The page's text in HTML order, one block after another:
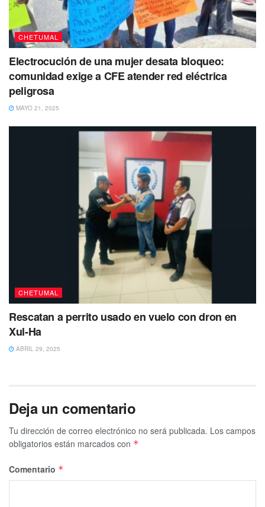
CHETUMAL
Electrocución de una mujer desata bloqueo:
comunidad exige a CFE atender red eléctrica
peligrosa
MAYO 21, 2025
CHETUMAL
Rescatan a perrito usado en vuelo con dron en
Xul-Ha
ABRIL 29, 2025
Deja un comentario
Tu dirección de correo electrónico no será publicada. Los campos
obligatorios están marcados con *
Comentario *